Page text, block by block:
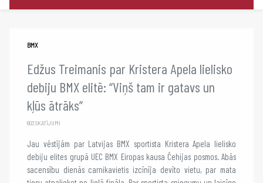
BMX
Edžus Treimanis par Kristera Apela lielisko
debiju BMX elitē: “Viņš tam ir gatavs un
kļūs ātrāks”
603 SKATĪJUMI
Jau vēstījām par Latvijas BMX sportista Kristera Apela lielisko
debiju elites grupā UEC BMX Eiropas kausa Čehijas posmos. Abās
sacensību dienās carnikavietis izcīnīja devīto vietu, par mata